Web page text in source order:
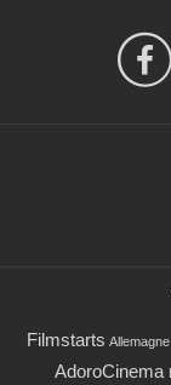
Filmstarts Allemagne
AdoroCinema